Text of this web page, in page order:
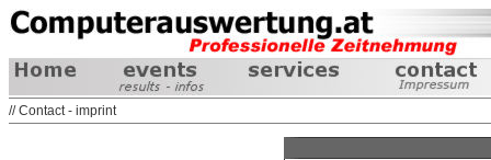
// Contact - imprint